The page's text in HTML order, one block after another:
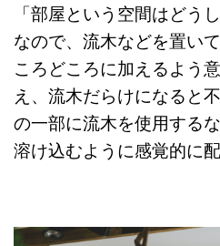
「部屋という空間はどう
なので、流木などを置い
ころどころに加えるよう
え、流木だらけになると
の一部に流木を使用する
溶け込むように感覚的に